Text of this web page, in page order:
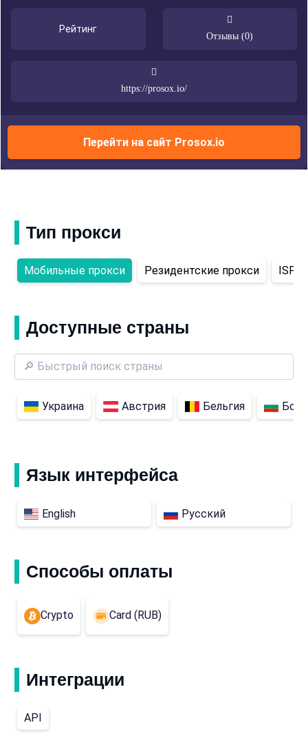
Рейтинг
Отзывы (0)
https://prosox.io/
Перейти на сайт Prosox.io
Тип прокси
Мобильные прокси Резидентские прокси ISP-
Доступные страны
Украина Австрия Бельгия
Язык интерфейса
English Русский
Способы оплаты
Crypto Card (RUB)
Интеграции
API